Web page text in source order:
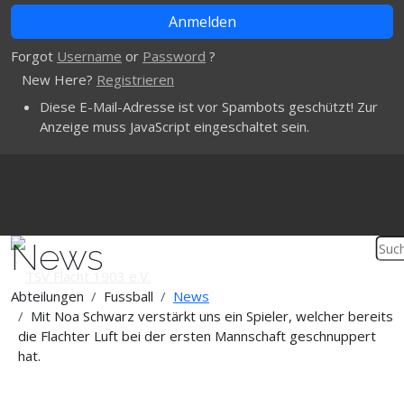
Forgot Username or Password ?
New Here? Registrieren
Diese E-Mail-Adresse ist vor Spambots geschützt! Zur
Anzeige muss JavaScript eingeschaltet sein.
News
Abteilungen Fussball
News
Mit Noa Schwarz verstärkt uns ein Spieler, welcher bereits
die Flachter Luft bei der ersten Mannschaft geschnuppert
hat.